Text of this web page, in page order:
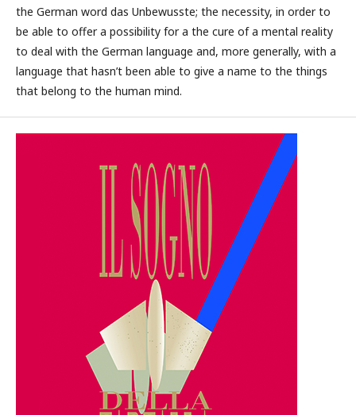
the German word das Unbewusste; the necessity, in order to
be able to offer a possibility for a the cure of a mental reality
to deal with the German language and, more generally, with a
language that hasn’t been able to give a name to the things
that belong to the human mind.